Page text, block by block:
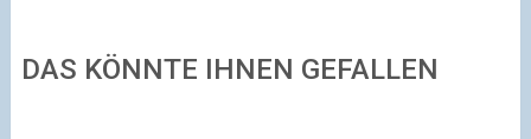
DAS KÖNNTE IHNEN GEFALLEN